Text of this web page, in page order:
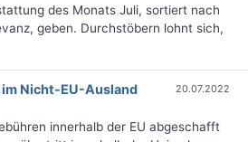
des Monats Juli, sortiert nach
geben. Durchstöbern lohnt sich,
Nicht-EU-Ausland
20.07.2022
innerhalb der EU abgeschafft